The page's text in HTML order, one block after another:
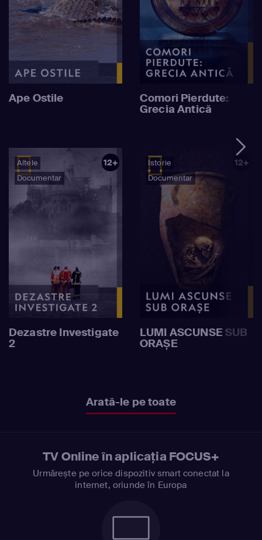
Ape Ostile Comori Pierdute:
Grecia Antică
Altele
Documentar
12+
Dezastre Investigate
2
Istorie
Documentar
12+
LUMI ASCUNSE SUB
ORAȘE
Arată-le pe toate
TV Online în aplicația FOCUS+
Urmărește pe orice dispozitiv smart conectat la
internet, oriunde în Europa